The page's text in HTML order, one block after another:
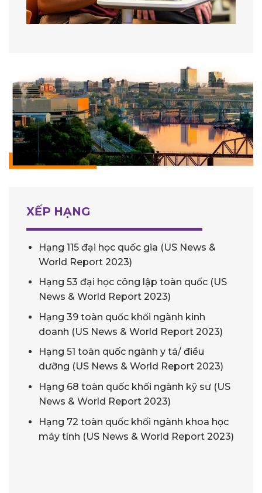
XẾP HẠNG
Hạng 115 đại học quốc gia (US News &
World Report 2023)
Hạng 53 đại học công lập toàn quốc (US
News & World Report 2023)
Hạng 39 toàn quốc khối ngành kinh
doanh (US News & World Report 2023)
Hạng 51 toàn quốc ngành y tá/ điều
dưỡng (US News & World Report 2023)
Hạng 68 toàn quốc khối ngành kỹ sư (US
News & World Report 2023)
Hạng 72 toàn quốc khối ngành khoa học
máy tính (US News & World Report 2023)